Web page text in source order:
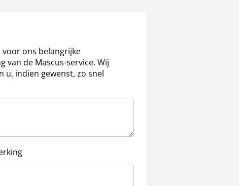
ons belangrijke
van de Mascus-service. Wij
u, indien gewenst, zo snel